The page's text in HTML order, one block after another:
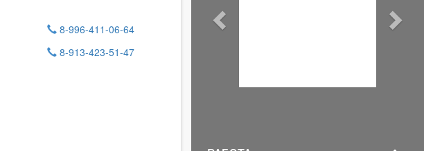
8-996-411-06-64
8-913-423-51-47